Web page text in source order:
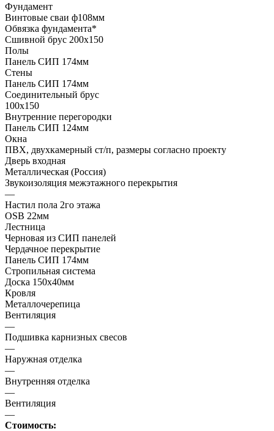
Фундамент
Винтовые сваи ф108мм
Обвязка фундамента*
Сшивной брус 200х150
Полы
Панель СИП 174мм
Стены
Панель СИП 174мм
Соединительный брус
100х150
Внутренние перегородки
Панель СИП 124мм
Окна
ПВХ, двухкамерный ст/п, размеры согласно проекту
Дверь входная
Металлическая (Россия)
Звукоизоляция межэтажного перекрытия
—
Настил пола 2го этажа
OSB 22мм
Лестница
Черновая из СИП панелей
Чердачное перекрытие
Панель СИП 174мм
Стропильная система
Доска 150х40мм
Кровля
Металлочерепица
Вентиляция
—
Подшивка карнизных свесов
—
Наружная отделка
—
Внутренняя отделка
—
Вентиляция
—
Стоимость: